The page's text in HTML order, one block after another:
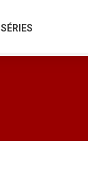
SÉRIES